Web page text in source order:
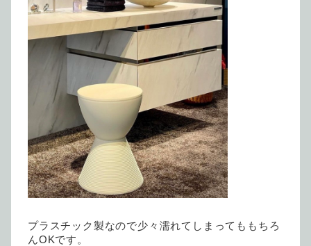
プラスチック製なので少々濡れてしまってももちろ
んOKです。